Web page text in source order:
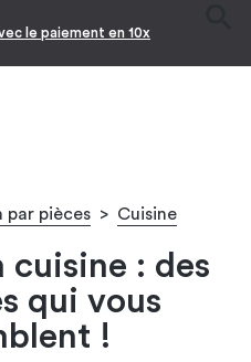
le paiement en 10x
par pièces > Cuisine
cuisine : des
qui vous
!